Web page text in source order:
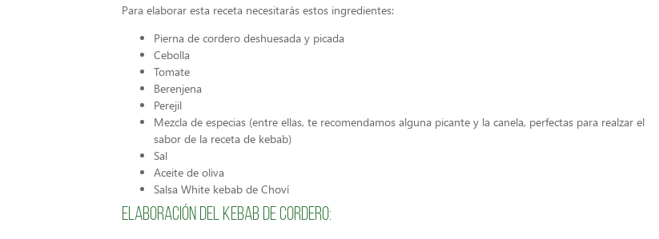
Para elaborar esta receta necesitarás estos ingredientes:
Pierna de cordero deshuesada y picada
Cebolla
Tomate
Berenjena
Perejil
Mezcla de especias (entre ellas, te recomendamos alguna picante y la canela, perfectas para realzar el
sabor de la receta de kebab)
Sal
Aceite de oliva
Salsa White kebab de Choví
Elaboración del kebab de cordero: